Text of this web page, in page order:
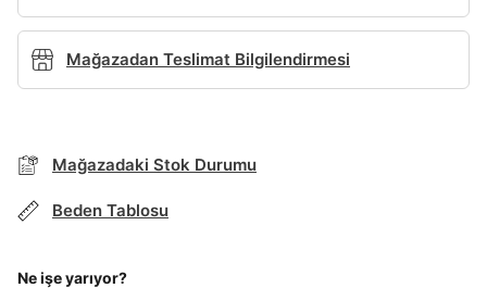
Mağazadan Teslimat Bilgilendirmesi
Mağazadaki Stok Durumu
Beden Tablosu
Ne işe yarıyor?
Telefon Numarası*
E-posta Adresi*